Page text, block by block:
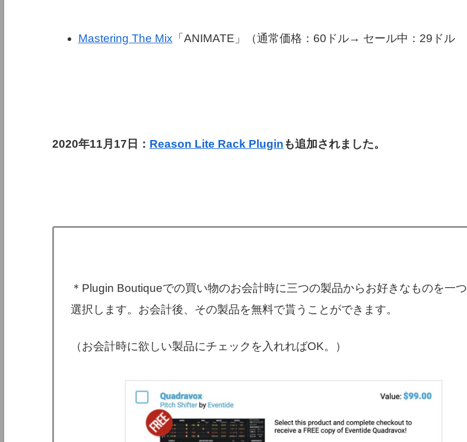
Mastering The Mix 「ANIMATE」（通常価格：60ドル→ セール中：29ドル
2020年11月17日： Reason Lite Rack Pluginも追加されました。
＊Plugin Boutiqueでの買い物のお会計時に三つの製品からお好きなものを一つ
選択します。お会計後、その製品を無料で貰うことができます。
（お会計時に欲しい製品にチェックを入れればOK。）